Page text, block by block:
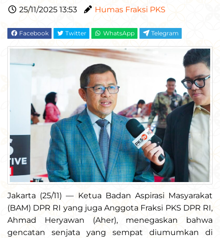
25/11/2025 13:53 Humas Fraksi PKS
Facebook Twitter WhatsApp Telegram
Jakarta (25/11) — Ketua Badan Aspirasi Masyarakat
(BAM) DPR RI yang juga Anggota Fraksi PKS DPR RI,
Ahmad Heryawan (Aher), menegaskan bahwa
gencatan senjata yang sempat diumumkan di